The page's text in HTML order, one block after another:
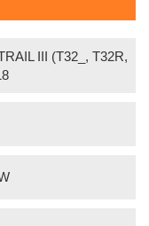
III (T32_, T32R,